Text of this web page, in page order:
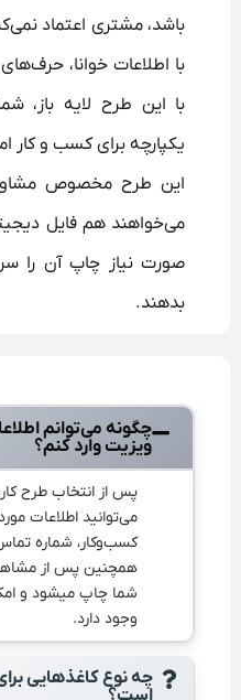
باشد، مشتری اعتماد
با اطلاعات خوانا،
با این طرح لایه
یکپارچه برای کسب و کار
این طرح مخصوص
می‌خواهند هم فایل
صورت نیاز چاپ آن را
بدهند.
چگونه می‌توانم
ویزیت وارد کنم؟
پس از انتخاب طرح
می‌توانید اطلاعات
کسب‌وکار، شماره
همچنین پس از
شما چاپ میشود و
وجود دارد.
چه نوع کاغذهایی
است؟